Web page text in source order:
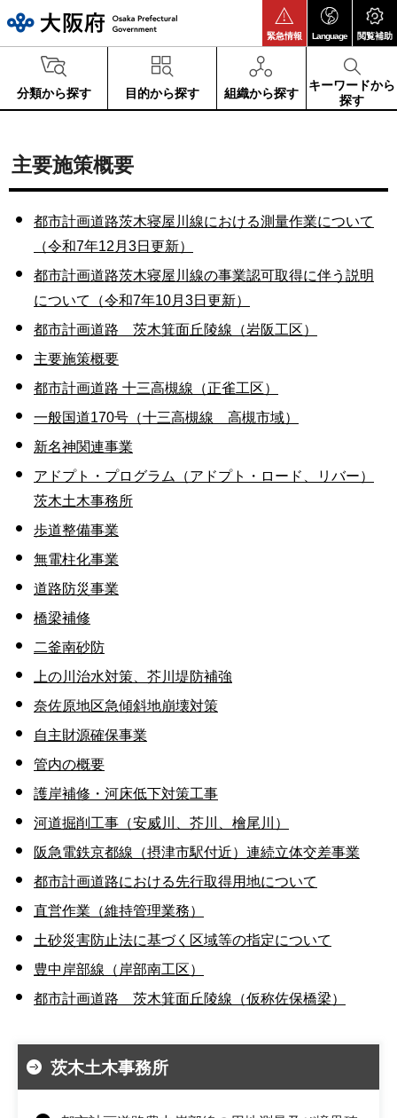
緊急情報 Language 閲覧補助
分類から探す 目的から探す 組織から探す
キーワードから
探す
主要施策概要
都市計画道路茨木寝屋川線における測量作業について
（令和7年12月3日更新）
都市計画道路茨木寝屋川線の事業認可取得に伴う説明
について（令和7年10月3日更新）
都市計画道路 茨木箕面丘陵線（岩阪工区）
主要施策概要
都市計画道路 十三高槻線（正雀工区）
一般国道170号（十三高槻線 高槻市域）
新名神関連事業
アドプト・プログラム（アドプト・ロード、リバー）
茨木土木事務所
歩道整備事業
無電柱化事業
道路防災事業
橋梁補修
二釜南砂防
上の川治水対策、芥川堤防補強
奈佐原地区急傾斜地崩壊対策
自主財源確保事業
管内の概要
護岸補修・河床低下対策工事
河道掘削工事（安威川、芥川、檜尾川）
阪急電鉄京都線（摂津市駅付近）連続立体交差事業
都市計画道路における先行取得用地について
直営作業（維持管理業務）
土砂災害防止法に基づく区域等の指定について
豊中岸部線（岸部南工区）
都市計画道路 茨木箕面丘陵線（仮称佐保橋梁）
茨木土木事務所